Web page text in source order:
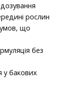
рослин
умов, що
без
у бакових